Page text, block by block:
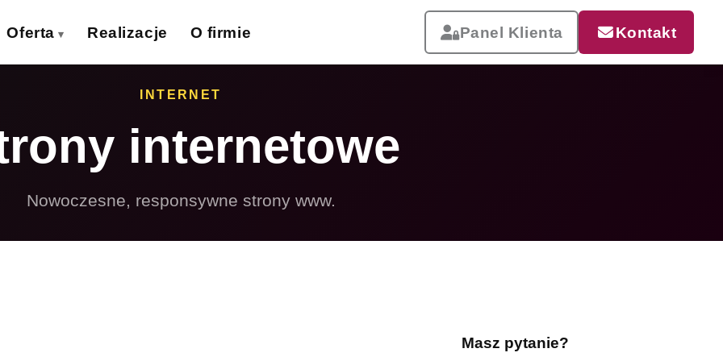
Oferta
› Ulotki
› Banery wielkoformat.
Siatki wielkoformat.
› Teczki firmowe
Zobacz całą ofertę
Realizacje O firmie Panel Klienta Kontakt
INTERNET
internetowe
Nowoczesne, responsywne strony www.
Masz pytanie?